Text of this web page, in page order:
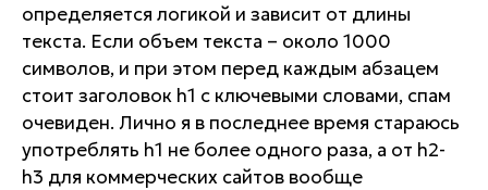
определяется логикой и зависит от длины
текста. Если объем текста – около 1000
символов, и при этом перед каждым абзацем
стоит заголовок h1 с ключевыми словами, спам
очевиден. Лично я в последнее время стараюсь
употреблять h1 не более одного раза, а от h2-
h3 для коммерческих сайтов вообще